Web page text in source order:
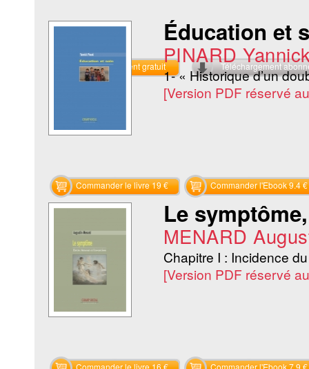
Téléchargement gratuit Téléchargement
Éducation et
PINARD
1- « Historique d’un
[Version PDF réservé
Commander le livre 19 € Commander l'Ebook 9.4 €
Le
MENARD
Chapitre I : Incidence
[Version PDF réservé
Commander le livre 16 € Commander l'Ebook 7.9 €